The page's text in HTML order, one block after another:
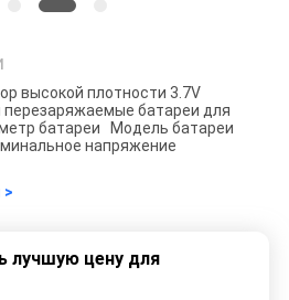
высокой плотности 3.7V
перезаряжаемые батареи для
батареи Модель батареи
напряжение
лучшую цену для